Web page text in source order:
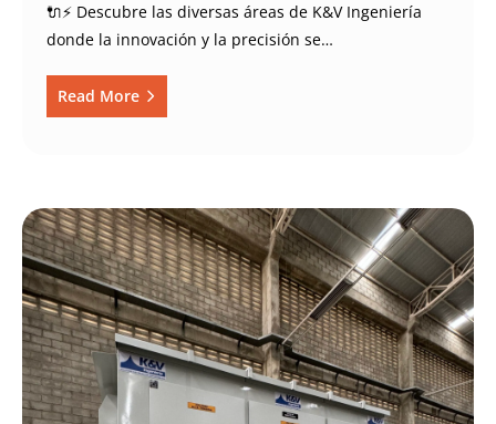
🔌⚡ Descubre las diversas áreas de K&V Ingeniería
donde la innovación y la precisión se…
Read More